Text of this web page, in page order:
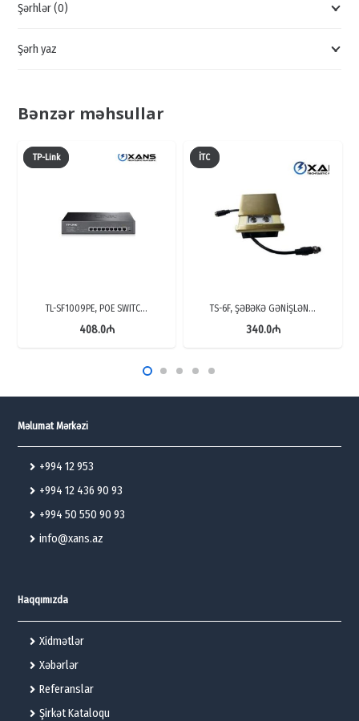
GÜCLÜ
ONLİNE
quantity
Şərhlər (0)
Şərh yaz
Bənzər məhsullar
TP-Link
TL-SF1009PE, POE SWITC…
408.0₼
İTC
TS-6F, ŞƏBƏKƏ GƏNİŞLƏN…
340.0₼
Məlumat Mərkəzi
+994 12 953
+994 12 436 90 93
+994 50 550 90 93
info@xans.az
Haqqımızda
Xidmətlər
Xəbərlər
Referanslar
Şirkət Kataloqu